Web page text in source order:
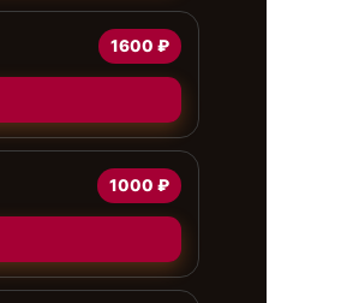
1600 ₽
1000 ₽